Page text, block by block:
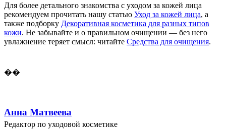
Для более детального знакомства с уходом за кожей лица
рекомендуем прочитать нашу статью Уход за кожей лица, а
также подборку Декоративная косметика для разных типов
кожи. Не забывайте и о правильном очищении — без него
увлажнение теряет смысл: читайте Средства для очищения.
��
Анна Матвеева
Редактор по уходовой косметике